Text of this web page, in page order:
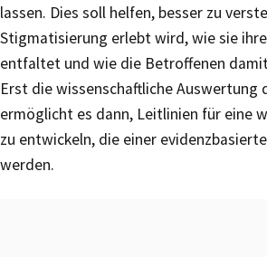
lassen. Dies soll helfen, besser zu
Stigmatisierung erlebt wird, wie sie
entfaltet und wie die Betroffenen
Erst die wissenschaftliche Auswertung
ermöglicht es dann, Leitlinien für eine
zu entwickeln, die einer
werden.